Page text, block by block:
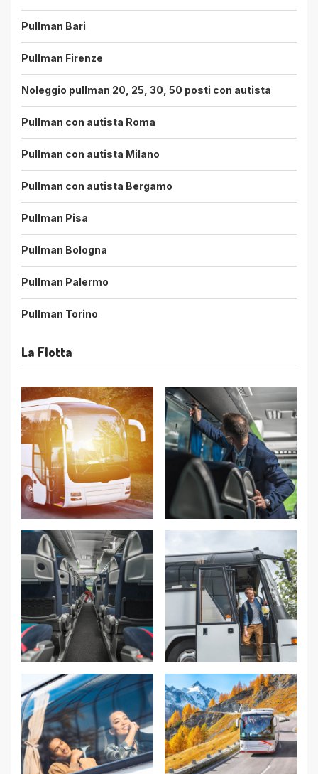
Pullman Bari
Pullman Firenze
Noleggio pullman 20, 25, 30, 50 posti con autista
Pullman con autista Roma
Pullman con autista Milano
Pullman con autista Bergamo
Pullman Pisa
Pullman Bologna
Pullman Palermo
Pullman Torino
La Flotta